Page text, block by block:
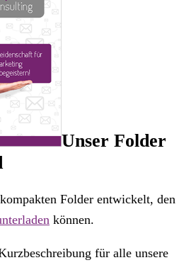
Unser Folder
Folder entwickelt, den
können.
für alle unsere